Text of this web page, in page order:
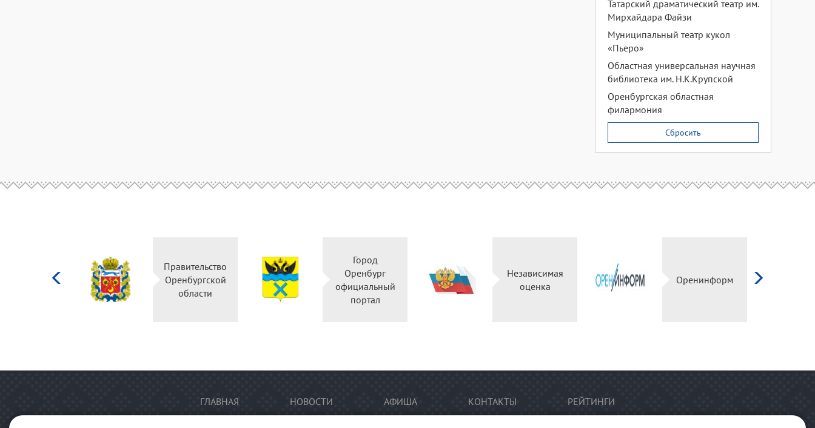
Татарский драматический театр им.
Мирхайдара Файзи
Муниципальный театр кукол
«Пьеро»
Областная универсальная научная
библиотека им. Н.К.Крупской
Оренбургская областная
филармония
Сбросить
Правительство
Оренбургской
области
Город
Оренбург
официальный
портал
Независимая
оценка
Оренинформ
ГЛАВНАЯ НОВОСТИ АФИША КОНТАКТЫ РЕЙТИНГИ